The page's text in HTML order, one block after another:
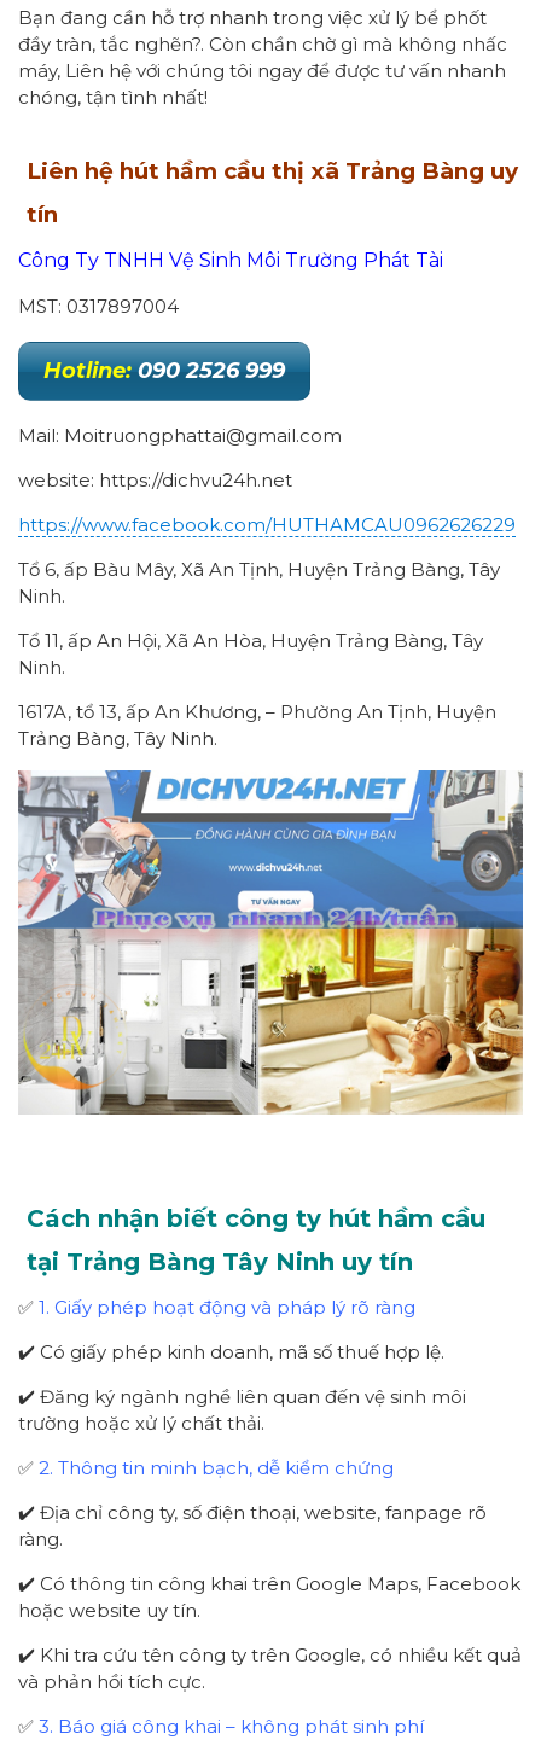
Bạn đang cần hỗ trợ nhanh trong việc xử lý bể phốt
đầy tràn, tắc nghẽn?. Còn chần chờ gì mà không nhấc
máy, Liên hệ với chúng tôi ngay để được tư vấn nhanh
chóng, tận tình nhất!
Liên hệ hút hầm cầu thị xã Trảng Bàng uy
tín
Công Ty TNHH Vệ Sinh Môi Trường Phát Tài
MST: 0317897004
Hotline: 090 2526 999
Mail: Moitruongphattai@gmail.com
website: https://dichvu24h.net
https://www.facebook.com/HUTHAMCAU0962626229
Tổ 6, ấp Bàu Mây, Xã An Tịnh, Huyện Trảng Bàng, Tây
Ninh.
Tổ 11, ấp An Hội, Xã An Hòa, Huyện Trảng Bàng, Tây
Ninh.
1617A, tổ 13, ấp An Khương, – Phường An Tịnh, Huyện
Trảng Bàng, Tây Ninh.
Cách nhận biết công ty hút hầm cầu
tại Trảng Bàng Tây Ninh uy tín
✅ 1. Giấy phép hoạt động và pháp lý rõ ràng
✔️ Có giấy phép kinh doanh, mã số thuế hợp lệ.
✔️ Đăng ký ngành nghề liên quan đến vệ sinh môi
trường hoặc xử lý chất thải.
✅ 2. Thông tin minh bạch, dễ kiểm chứng
✔️ Địa chỉ công ty, số điện thoại, website, fanpage rõ
ràng.
✔️ Có thông tin công khai trên Google Maps, Facebook
hoặc website uy tín.
✔️ Khi tra cứu tên công ty trên Google, có nhiều kết quả
và phản hồi tích cực.
✅ 3. Báo giá công khai – không phát sinh phí